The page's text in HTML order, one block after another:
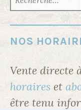
NOS
Vente directe
horaires et
être tenu